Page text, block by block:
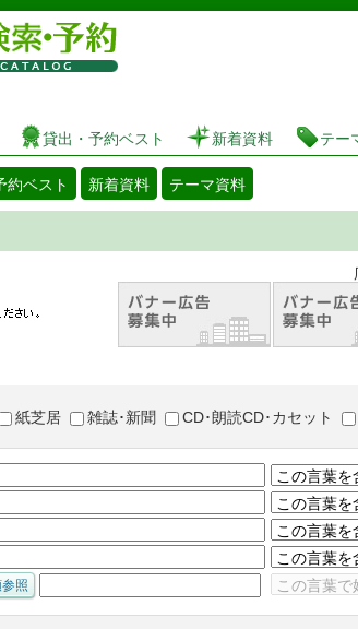
図書館 蔵書検索・予約システム
貸出・予約ベスト 新着資料 テー
約ベスト 新着資料 テーマ資料
できます。 広告(バナー広告等に
紙芝居 雑誌･新聞 CD･朗読CD･カセット